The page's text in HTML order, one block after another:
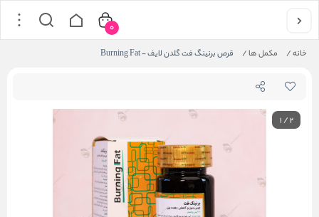
خانه/ مکمل ها/ قرص برنینگ فت گلدن لایف - Burning Fat
0
1/2